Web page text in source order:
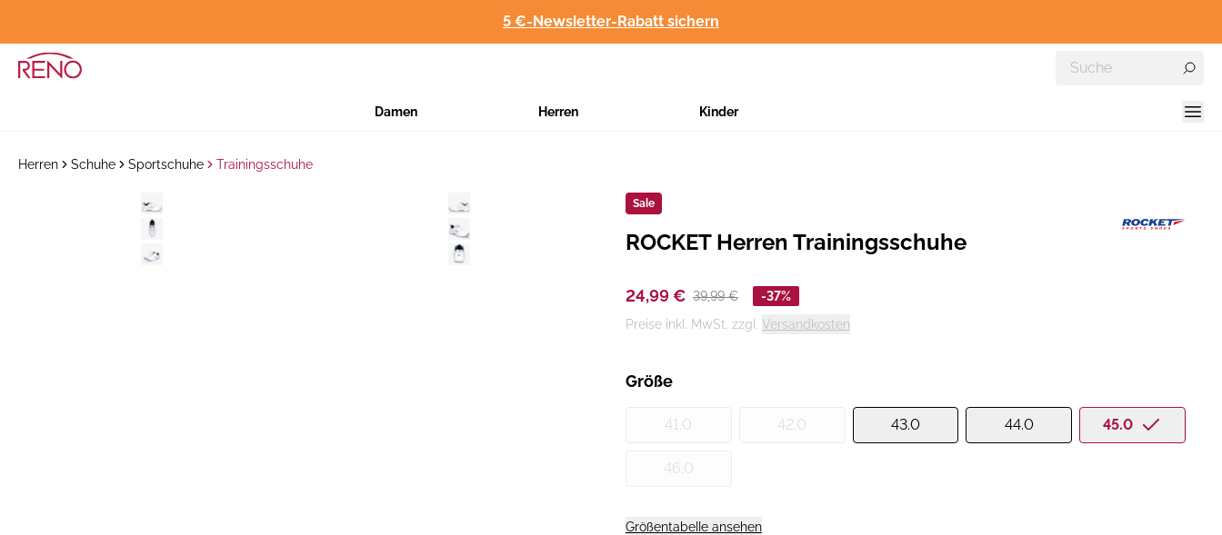
5 €-Newsletter-Rabatt sichern
Damen Herren Kinder
Herren Schuhe Sportschuhe Trainingsschuhe
Sale
Hersteller:
ROCKET Herren Trainingsschuhe
24,99 € 39,99 €
-37%
Preise inkl. MwSt. zzgl. Versandkosten
Größe
41.0 42.0 43.0 44.0 45.0
46.0
Größentabelle ansehen